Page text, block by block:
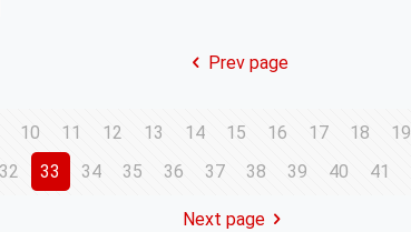
Prev page
10 11 12 13 14 15 16 17 18 19
32 33 34 35 36 37 38 39 40 41
Next page